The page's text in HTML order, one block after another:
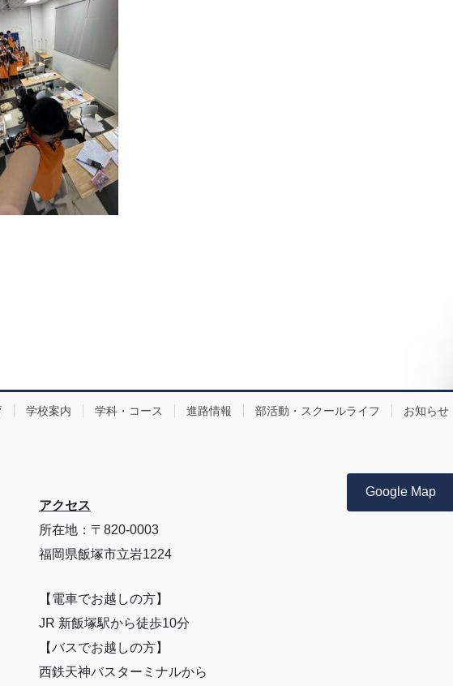
学校案内 学科・コース 進路情報 部活動・スクールライフ お知らせ
アクセス
所在地：〒820-0003
福岡県飯塚市立岩1224
【電車でお越しの方】
JR 新飯塚駅から徒歩10分
【バスでお越しの方】
西鉄天神バスターミナルから
Google Map